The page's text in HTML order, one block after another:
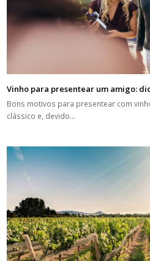
Vinho para presentear um amigo:
Bons motivos para presentear com
clássico e, devido…